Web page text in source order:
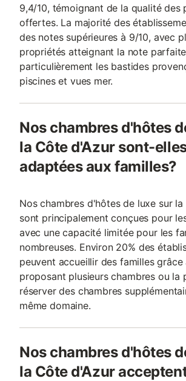
9,4/10, témoignant de la qualité des
offertes. La majorité des
des notes supérieures à 9/10, avec
propriétés atteignant la note
particulièrement les bastides
piscines et vues mer.
Nos chambres d'hôtes
la Côte d'Azur sont-
adaptées aux familles?
Nos chambres d'hôtes de luxe sur
sont principalement conçues pour
avec une capacité limitée pour les
nombreuses. Environ 20% des
peuvent accueillir des familles
proposant plusieurs chambres ou la
réserver des chambres
même domaine.
Nos chambres d'hôtes
la Côte d'Azur